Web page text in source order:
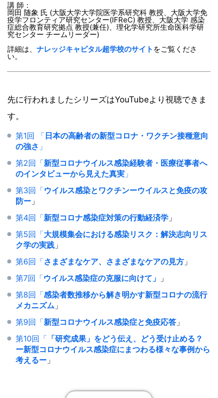
講 師：
岡田 随象 氏 (大阪大学大学院医学系研究科 教授、大阪大学免
疫学フロンティア研究センター(IFReC) 教授、大阪大学 感染
症総合教育研究拠点 教授(兼任)、理化学研究所生命医科学研
究センター チームリーダー)
詳細は、 ナレッジキャピタル超学校のサイト をご覧くださ
い。
先に行われましたシリーズはYouTubeより視聴できま
す。
第1回 「 日本の高齢者の新型コロナ・ワクチン接種意向
の強さ 」
第2回「新型コロナウイルス感染経験者・医療従事者へ
のインタビューから見えた真実 」
第3回「ウイルス感染とワクチンーウイルスと免疫の攻
防ー 」
第4回「新型コロナ感染症対策の行動経済学 」
第5回「大規模集会における感染リスク：解決志向リス
ク学の実践 」
第6回「さまざまなケア、さまざまなケアの見方 」
第7回「ウイルス感染症の克服に向けて」
」
第8回「感染者数推移から解き明かす新型コロナの流行
メカニズム 」
第9回「新型コロナウイルス感染症と免疫応答 」
第10回「 「研究成果」をどう伝え、どう受け止める？
ー新型コロナウイルス感染症にまつわる様々な事例から
考えるー 」